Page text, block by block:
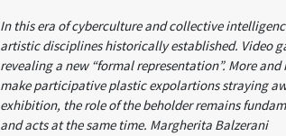
In this era of cyberculture and collective
artistic disciplines historically established. Video
revealing a new “formal representation”. More
make participative plastic expolartions straying
exhibition, the role of the beholder remains
and acts at the same time. Margherita Balzerani